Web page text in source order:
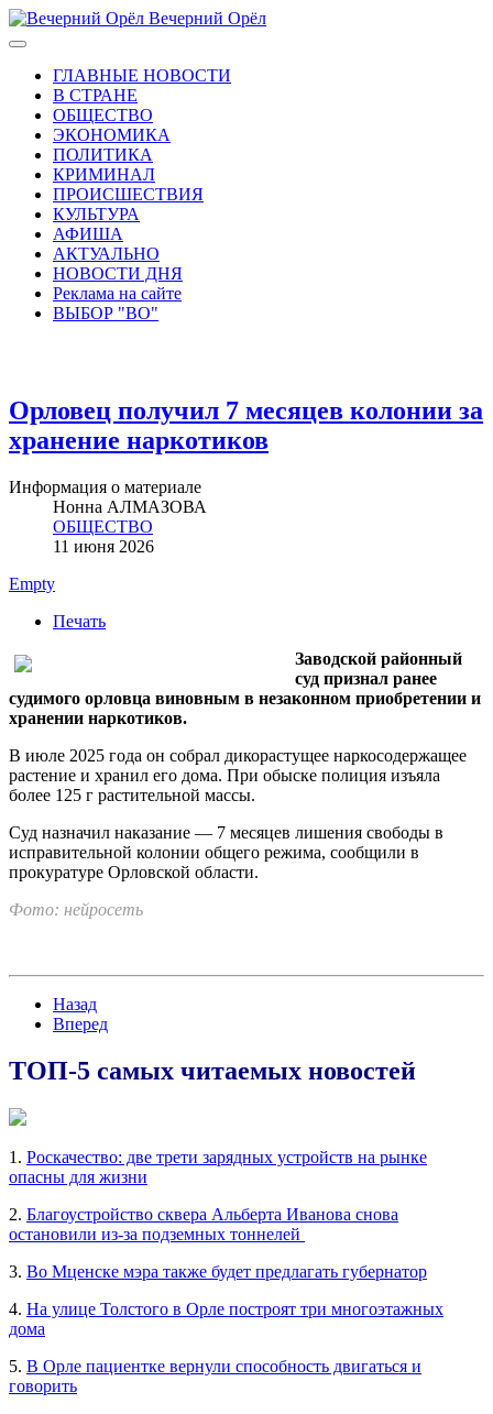
Вечерний Орёл
ГЛАВНЫЕ НОВОСТИ
В СТРАНЕ
ОБЩЕСТВО
ЭКОНОМИКА
ПОЛИТИКА
КРИМИНАЛ
ПРОИСШЕСТВИЯ
КУЛЬТУРА
АФИША
АКТУАЛЬНО
НОВОСТИ ДНЯ
Реклама на сайте
ВЫБОР "ВО"
Орловец получил 7 месяцев колонии за
хранение наркотиков
Информация о материале
Нонна АЛМАЗОВА
ОБЩЕСТВО
11 июня 2026
Empty
Печать
Заводской районный
суд признал ранее
судимого орловца виновным в незаконном приобретении и
хранении наркотиков.
В июле 2025 года он собрал дикорастущее наркосодержащее
растение и хранил его дома. При обыске полиция изъяла
более 125 г растительной массы.
Суд назначил наказание — 7 месяцев лишения свободы в
исправительной колонии общего режима, сообщили в
прокуратуре Орловской области.
Фото: нейросеть
Назад
Вперед
ТОП-5 самых читаемых новостей
1. Роскачество: две трети зарядных устройств на рынке
опасны для жизни
2. Благоустройство сквера Альберта Иванова снова
остановили из-за подземных тоннелей
3. Во Мценске мэра также будет предлагать губернатор
4. На улице Толстого в Орле построят три многоэтажных
дома
5. В Орле пациентке вернули способность двигаться и
говорить